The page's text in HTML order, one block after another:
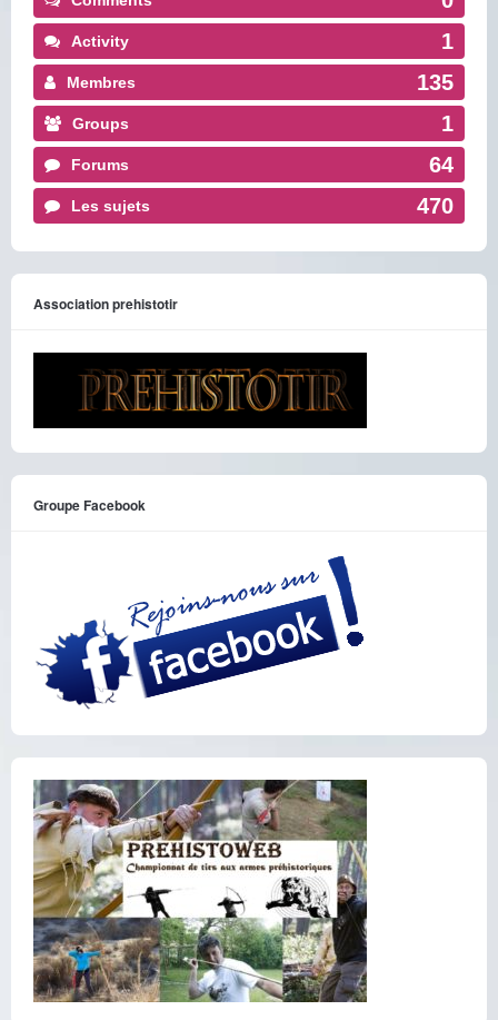
Activity 1
Membres 135
Groups 1
Forums 64
Les sujets 470
Association prehistotir
Groupe Facebook